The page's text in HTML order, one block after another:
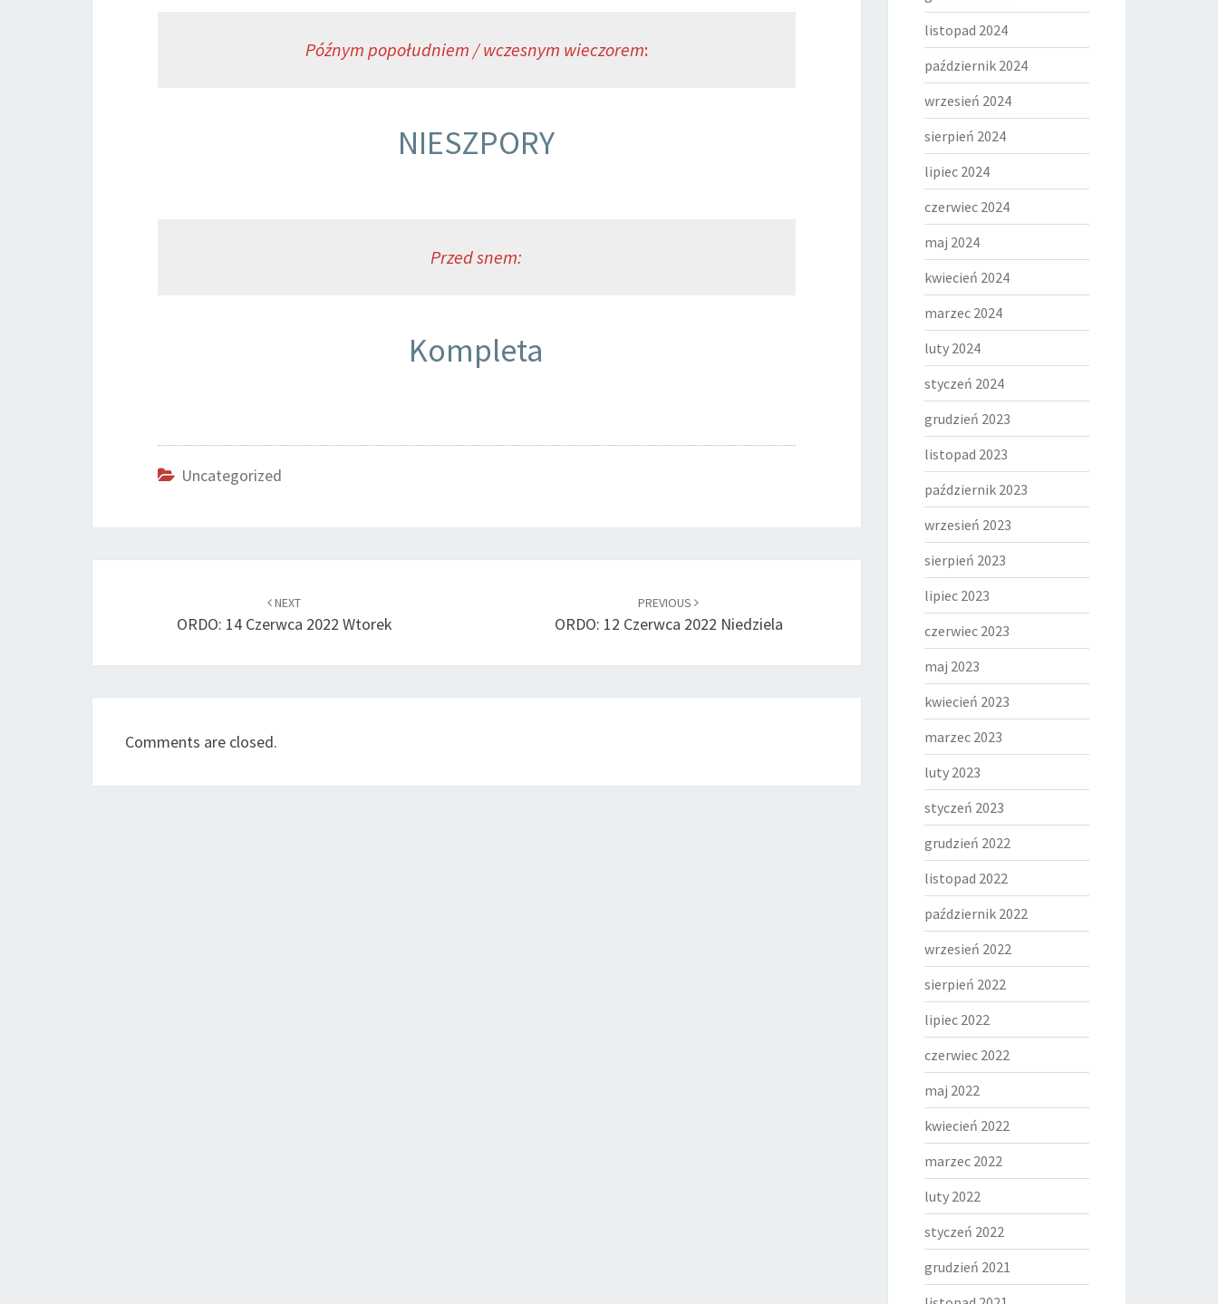
Późnym popołudniem / wczesnym wieczorem:
NIESZPORY
Przed snem:
Kompleta
Uncategorized
NEXT
ORDO: 14 Czerwca 2022 Wtorek
PREVIOUS
ORDO: 12 Czerwca 2022 Niedziela
Comments are closed.
listopad 2024
październik 2024
wrzesień 2024
sierpień 2024
lipiec 2024
czerwiec 2024
maj 2024
kwiecień 2024
marzec 2024
luty 2024
styczeń 2024
grudzień 2023
listopad 2023
październik 2023
wrzesień 2023
sierpień 2023
lipiec 2023
czerwiec 2023
maj 2023
kwiecień 2023
marzec 2023
luty 2023
styczeń 2023
grudzień 2022
listopad 2022
październik 2022
wrzesień 2022
sierpień 2022
lipiec 2022
czerwiec 2022
maj 2022
kwiecień 2022
marzec 2022
luty 2022
styczeń 2022
grudzień 2021